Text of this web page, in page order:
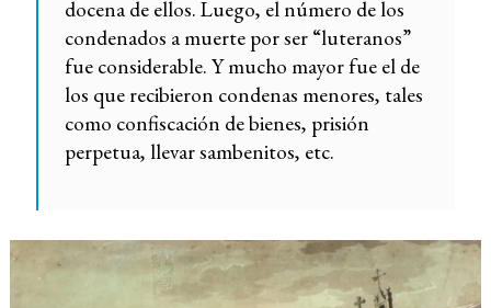
docena de ellos. Luego, el número de los
condenados a muerte por ser “luteranos”
fue considerable. Y mucho mayor fue el de
los que recibieron condenas menores, tales
como confiscación de bienes, prisión
perpetua, llevar sambenitos, etc.